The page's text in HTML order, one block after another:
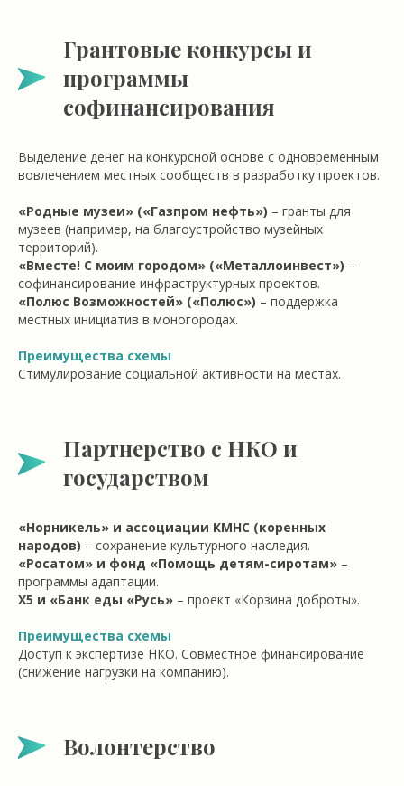
Грантовые конкурсы и
программы
софинансирования
Выделение денег на конкурсной основе с одновременным
вовлечением местных сообществ в разработку проектов.
«Родные музеи» («Газпром нефть») – гранты для
музеев (например, на благоустройство музейных
территорий).
«Вместе! С моим городом» («Металлоинвест») –
софинансирование инфраструктурных проектов.
«Полюс Возможностей» («Полюс») – поддержка
местных инициатив в моногородах.
Преимущества схемы
Стимулирование социальной активности на местах.
Партнерство с НКО и
государством
«Норникель» и ассоциации КМНС (коренных
народов) – сохранение культурного наследия.
«Росатом» и фонд «Помощь детям-сиротам» –
программы адаптации.
Х5 и «Банк еды «Русь» – проект «Корзина доброты».
Преимущества схемы
Доступ к экспертизе НКО. Совместное финансирование
(снижение нагрузки на компанию).
Волонтерство